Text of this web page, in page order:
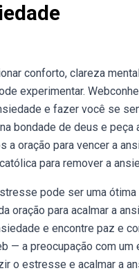
conforto, clareza
experimentar.
e fazer você se
bondade de deus e
oração para vencer a
para remover a
pode ser uma
oração para acalmar a
e encontre paz e
— a preocupação com
o estresse e acalmar a